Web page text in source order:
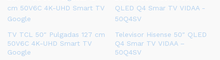
TV TCL 50″ Pulgadas 127 cm
50V6C 4K-UHD Smart TV
Google
Televisor Hisense 50″ QLED
Q4 Smar TV VIDAA –
50Q4SV